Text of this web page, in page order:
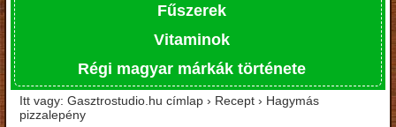
Fűszerek
Vitaminok
Régi magyar márkák története
Itt vagy: Gasztrostudio.hu címlap › Recept › Hagymás
pizzalepény